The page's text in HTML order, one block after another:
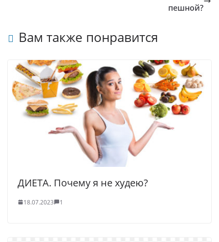
пешной?
Вам также понравится
ДИЕТА. Почему я не худею?
18.07.2023 1